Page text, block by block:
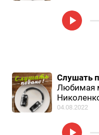
Слушать
Любимая
04.08.2022